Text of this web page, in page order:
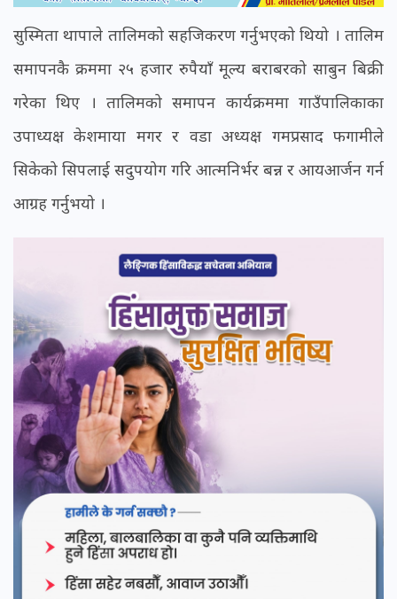
सुस्मिता थापाले तालिमको सहजिकरण गर्नुभएको थियो । तालिम
समापनकै क्रममा २५ हजार रुपैयाँ मूल्य बराबरको साबुन बिक्री
गरेका थिए । तालिमको समापन कार्यक्रममा गाउँपालिकाका
उपाध्यक्ष केशमाया मगर र वडा अध्यक्ष गमप्रसाद फगामीले
सिकेको सिपलाई सदुपयोग गरि आत्मनिर्भर बन्न र आयआर्जन गर्न
आग्रह गर्नुभयो ।